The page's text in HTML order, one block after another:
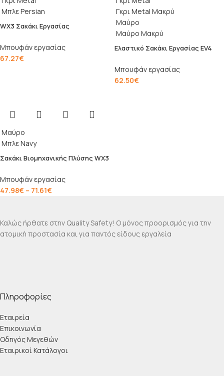
Μπλε Persian
WX3 Σακάκι Εργασίας
Μπουφάν εργασίας
67.27€
Γκρι Metal Μακρύ
Μαύρο
Μαύρο Μακρύ
Ελαστικό Σακάκι Εργασίας EV4
Μπουφάν εργασίας
62.50€
Μαύρο
Μπλε Navy
Σακάκι Βιομηχανικής Πλύσης WX3
Μπουφάν εργασίας
47.98€ – 71.61€
Καλώς ήρθατε στην Quality Safety! Ο μόνος προορισμός για την
ατομική προστασία και για παντός είδους εργαλεία
Πληροφορίες
Εταιρεία
Επικοινωνία
Οδηγός Μεγεθών
Εταιρικοί Κατάλογοι